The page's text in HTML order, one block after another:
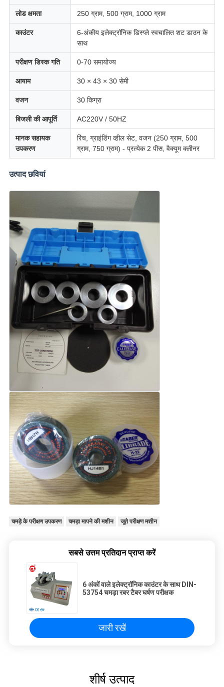
लोड क्षमता 250 ग्राम, 500 ग्राम, 1000 ग्राम
काउंटर
6-अंकीय इलेक्ट्रॉनिक डिस्प्ले स्वचालित शट डाउन के
साथ
परीक्षण डिस्क गति 0-70 समायोज्य
आयाम 30 × 43 × 30 सेमी
वजन 30 किग्रा
बिजली की आपूर्ति AC220V / 50HZ
मानक सहायक
उपकरण
रिंच, ग्राइंडिंग व्हील सेट, वजन (250 ग्राम, 500
ग्राम, 750 ग्राम) - प्रत्येक 2 पीस, वैक्यूम क्लीनर
उत्पाद छवियां
चमड़े के परीक्षण उपकरण चमड़ा मापने की मशीन जूते परीक्षण मशीन
सबसे उत्तम प्रतिदान प्राप्त करें
6 अंकों वाले इलेक्ट्रॉनिक काउंटर के साथ DIN-
53754 चमड़ा रबर टैबर घर्षण परीक्षक
जारी रखें
शीर्ष उत्पाद